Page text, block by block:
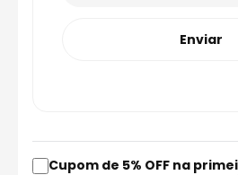
Enviar
Cupom de 5% OFF na